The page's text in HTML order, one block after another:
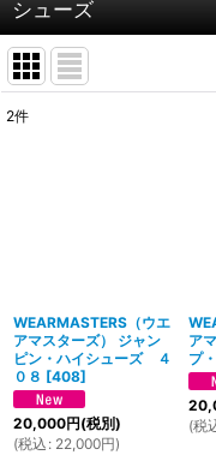
シューズ
2件
WEARMASTERS（ウエ
アマスターズ） ジャン
ピン・ハイシューズ ４
０８ [408]
20,000円(税別)
(税込 : 22,000円)
ア
プ
(税